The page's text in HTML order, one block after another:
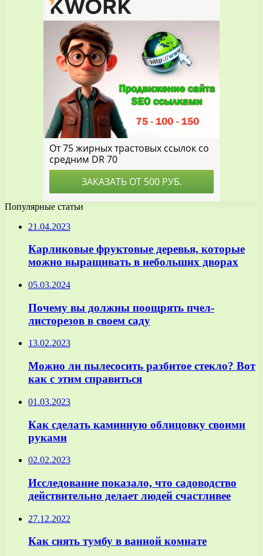
Популярные статьи
21.04.2023
Карликовые фруктовые деревья, которые
можно выращивать в небольших дворах
05.03.2024
Почему вы должны поощрять пчел-
листорезов в своем саду
13.02.2023
Можно ли пылесосить разбитое стекло? Вот
как с этим справиться
01.03.2023
Как сделать каминную облицовку своими
руками
02.02.2023
Исследование показало, что садоводство
действительно делает людей счастливее
27.12.2022
Как снять тумбу в ванной комнате